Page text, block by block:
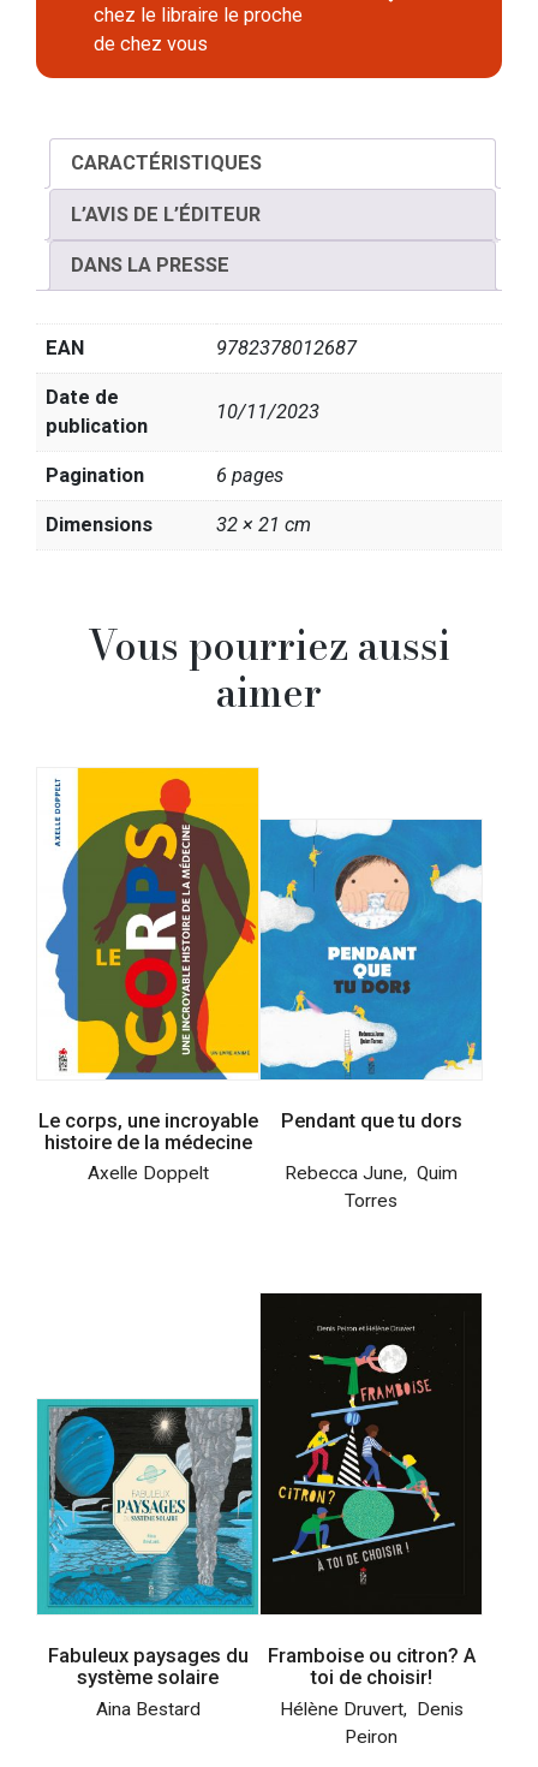
chez le libraire le proche
de chez vous
CARACTÉRISTIQUES
L’AVIS DE L’ÉDITEUR
DANS LA PRESSE
EAN 9782378012687
Date de
publication
10/11/2023
Pagination 6 pages
Dimensions 32 × 21 cm
Vous pourriez aussi
aimer
Le corps, une incroyable
histoire de la médecine
Axelle Doppelt
Pendant que tu dors
Rebecca June, Quim
Torres
Fabuleux paysages du
système solaire
Aina Bestard
Framboise ou citron? A
toi de choisir!
Hélène Druvert, Denis
Peiron